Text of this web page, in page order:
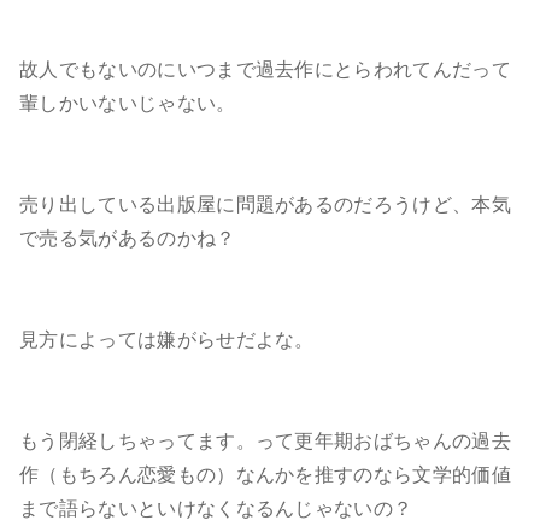
故人でもないのにいつまで過去作にとらわれてんだって
輩しかいないじゃない。
売り出している出版屋に問題があるのだろうけど、本気
で売る気があるのかね？
見方によっては嫌がらせだよな。
もう閉経しちゃってます。って更年期おばちゃんの過去
作（もちろん恋愛もの）なんかを推すのなら文学的価値
まで語らないといけなくなるんじゃないの？